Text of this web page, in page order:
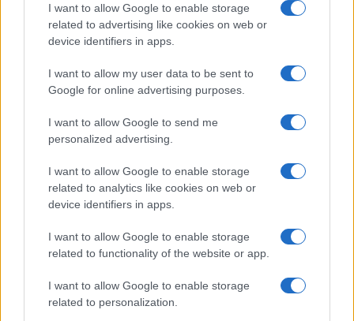
I want to allow Google to enable storage
related to advertising like cookies on web or
device identifiers in apps.
I want to allow my user data to be sent to
Google for online advertising purposes.
I want to allow Google to send me
personalized advertising.
I want to allow Google to enable storage
related to analytics like cookies on web or
device identifiers in apps.
I want to allow Google to enable storage
related to functionality of the website or app.
I want to allow Google to enable storage
related to personalization.
Continua a leggere
FUORI PORTA